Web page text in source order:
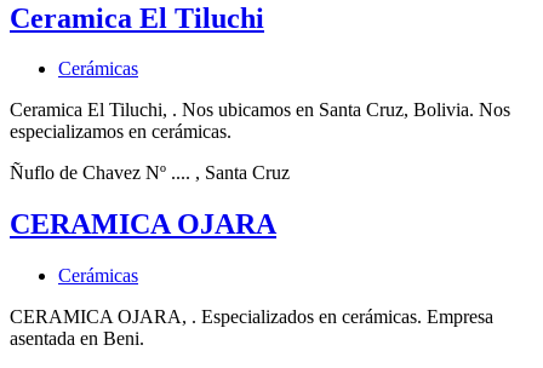
Ceramica El Tiluchi
Cerámicas
Ceramica El Tiluchi, . Nos ubicamos en Santa Cruz, Bolivia. Nos
especializamos en cerámicas.
Ñuflo de Chavez Nº .... , Santa Cruz
CERAMICA OJARA
Cerámicas
CERAMICA OJARA, . Especializados en cerámicas. Empresa
asentada en Beni.